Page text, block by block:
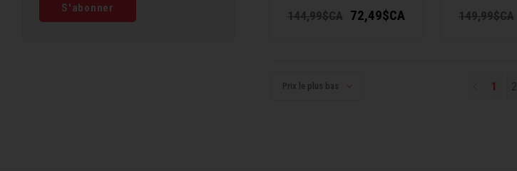
S'abonner
144,99$CA 72,49$CA 149,99$CA
Prix le plus bas 1 2